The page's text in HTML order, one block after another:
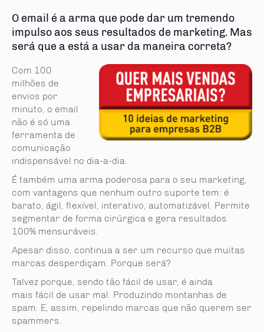
O email é a arma que pode dar um tremendo
impulso aos seus resultados de marketing. Mas
será que a está a usar da maneira correta?
Com 100
milhões de
envios por
minuto, o email
não é só uma
ferramenta de
comunicação
indispensável no dia-a-dia.
É também uma arma poderosa para o seu marketing,
com vantagens que nenhum outro suporte tem: é
barato, ágil, flexível, interativo, automatizável. Permite
segmentar de forma cirúrgica e gera resultados
100% mensuráveis.
Apesar disso, continua a ser um recurso que muitas
marcas desperdiçam. Porque será?
Talvez porque, sendo tão fácil de usar, é ainda
mais fácil de usar mal. Produzindo montanhas de
spam. E, assim, repelindo marcas que não querem ser
spammers.